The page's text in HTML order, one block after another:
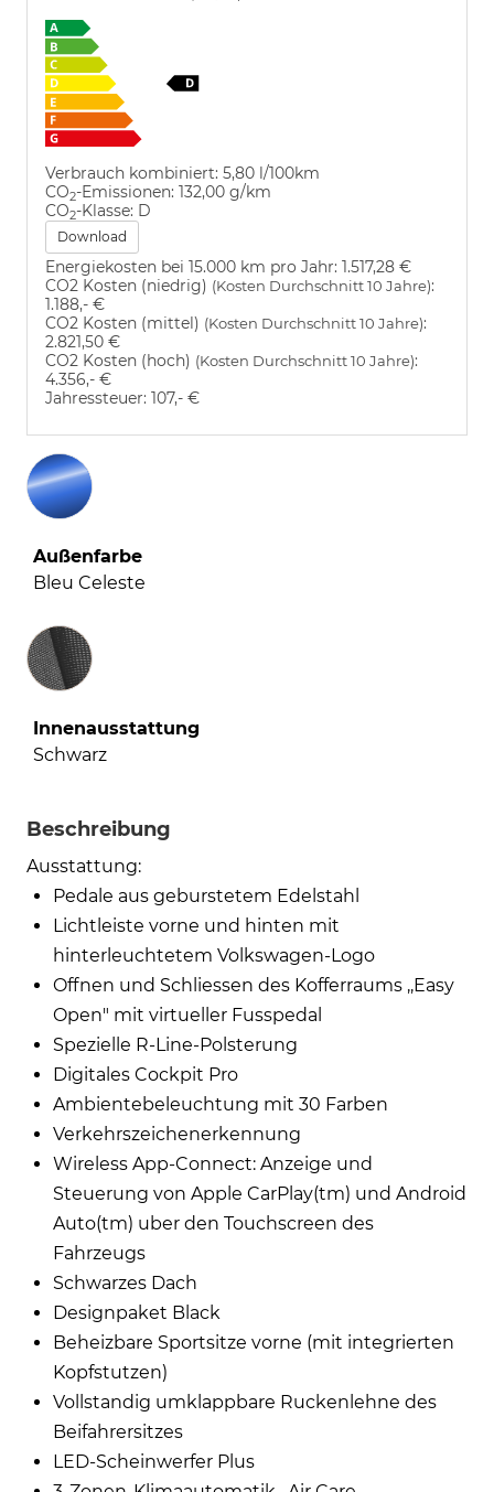
Verbrauch kombiniert: 5,80 l/100km
CO2-Emissionen: 132,00 g/km
CO2-Klasse: D
Download
Energiekosten bei 15.000 km pro Jahr: 1.517,28 €
CO2 Kosten (niedrig) (Kosten Durchschnitt 10 Jahre):
1.188,- €
CO2 Kosten (mittel) (Kosten Durchschnitt 10 Jahre):
2.821,50 €
CO2 Kosten (hoch) (Kosten Durchschnitt 10 Jahre):
4.356,- €
Jahressteuer: 107,- €
Außenfarbe
Bleu Celeste
Innenausstattung
Innenausstattung
Schwarz
Beschreibung
Ausstattung:
Pedale aus geburstetem Edelstahl
Lichtleiste vorne und hinten mit
hinterleuchtetem Volkswagen-Logo
Offnen und Schliessen des Kofferraums ,,Easy
Open" mit virtueller Fusspedal
Spezielle R-Line-Polsterung
Digitales Cockpit Pro
Ambientebeleuchtung mit 30 Farben
Verkehrszeichenerkennung
Wireless App-Connect: Anzeige und
Steuerung von Apple CarPlay(tm) und Android
Auto(tm) uber den Touchscreen des
Fahrzeugs
Schwarzes Dach
Designpaket Black
Beheizbare Sportsitze vorne (mit integrierten
Kopfstutzen)
Vollstandig umklappbare Ruckenlehne des
Beifahrersitzes
LED-Scheinwerfer Plus